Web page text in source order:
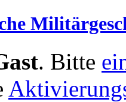
. Bitte